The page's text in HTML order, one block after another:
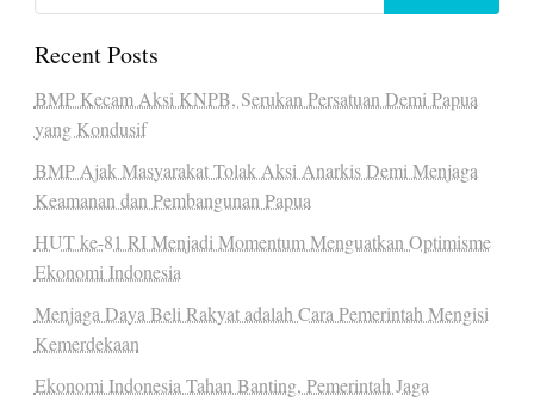
Recent Posts
BMP Kecam Aksi KNPB, Serukan Persatuan Demi Papua
yang Kondusif
BMP Ajak Masyarakat Tolak Aksi Anarkis Demi Menjaga
Keamanan dan Pembangunan Papua
HUT ke-81 RI Menjadi Momentum Menguatkan Optimisme
Ekonomi Indonesia
Menjaga Daya Beli Rakyat adalah Cara Pemerintah Mengisi
Kemerdekaan
Ekonomi Indonesia Tahan Banting, Pemerintah Jaga